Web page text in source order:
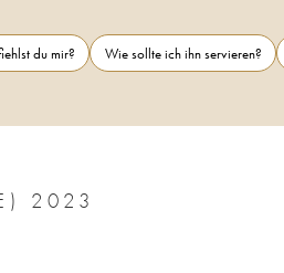
du mir? Wie sollte ich ihn servieren?
2023